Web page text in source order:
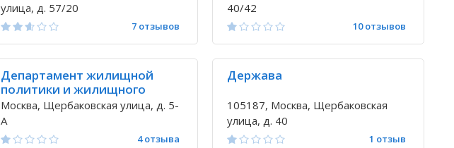
улица, д. 57/20
7 отзывов
40/42
10 отзывов
Департамент жилищной
политики и жилищного
фонда города Москвы
Москва, Щербаковская улица, д. 5-
А
4 отзыва
Держава
105187, Москва, Щербаковская
улица, д. 40
1 отзыв